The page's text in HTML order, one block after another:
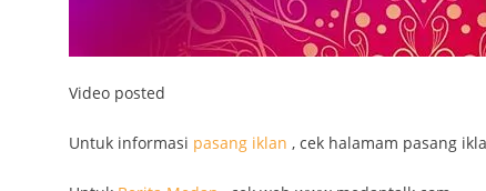
Video posted
Untuk informasi pasang iklan , cek halamam pasang